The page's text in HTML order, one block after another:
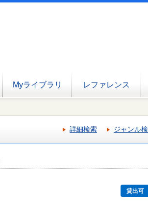
Myライブラリ レファレンス
詳細検索 ジャンル
貸出可